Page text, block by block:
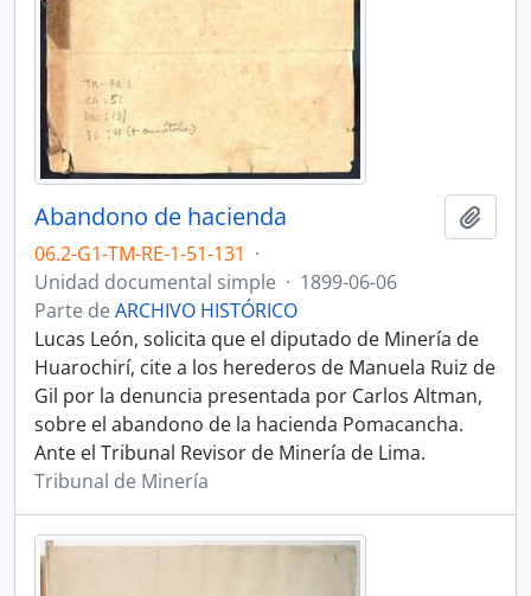
Abandono de hacienda
06.2-G1-TM-RE-1-51-131 ·
Unidad documental simple · 1899-06-06
Parte de ARCHIVO HISTÓRICO
Lucas León, solicita que el diputado de Minería de
Huarochirí, cite a los herederos de Manuela Ruiz de
Gil por la denuncia presentada por Carlos Altman,
sobre el abandono de la hacienda Pomacancha.
Ante el Tribunal Revisor de Minería de Lima.
Tribunal de Minería